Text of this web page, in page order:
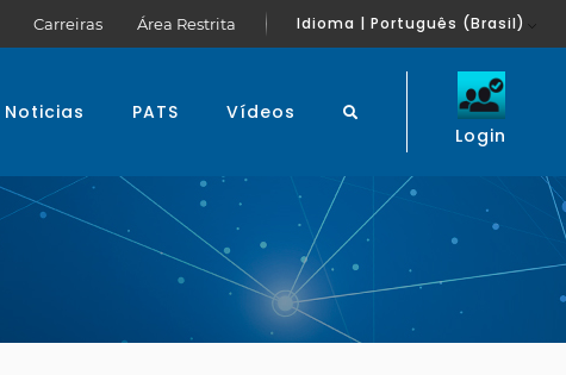
Carreiras Área Restrita Idioma | Português (Brasil)
Noticias PATS
Vídeos
Login